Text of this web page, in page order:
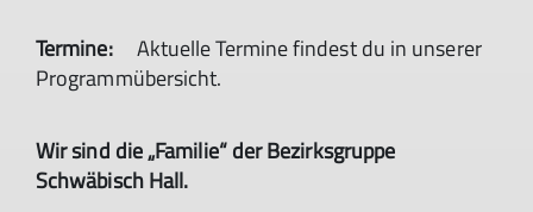
Termine:
Aktuelle Termine findest du in unserer
Programmübersicht.
Wir sind die „Familie“ der Bezirksgruppe
Schwäbisch Hall.